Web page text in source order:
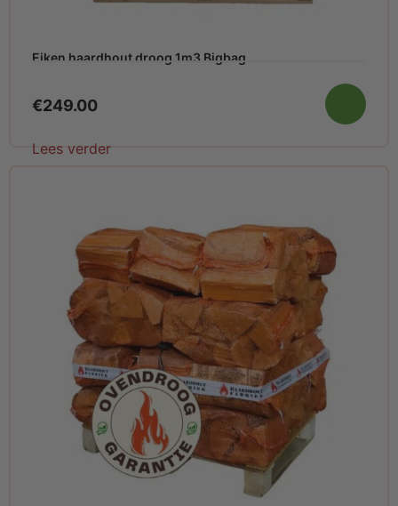
Eiken haardhout droog 1m3 Bigbag
€249.00
Lees verder